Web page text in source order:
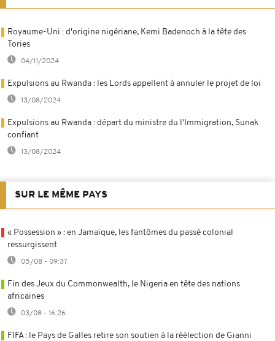
Royaume-Uni : d'origine nigériane, Kemi Badenoch à la tête des
Tories
04/11/2024
Expulsions au Rwanda : les Lords appellent à annuler le projet de loi
13/08/2024
Expulsions au Rwanda : départ du ministre du l'Immigration, Sunak
confiant
13/08/2024
SUR LE MÊME PAYS
« Possession » : en Jamaïque, les fantômes du passé colonial
ressurgissent
05/08 - 09:37
Fin des Jeux du Commonwealth, le Nigeria en tête des nations
africaines
03/08 - 16:26
FIFA : le Pays de Galles retire son soutien à la réélection de Gianni